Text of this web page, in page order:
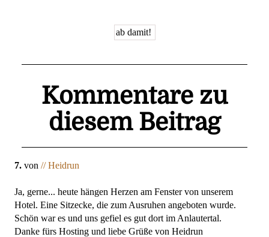
Kommentare zu
diesem Beitrag
7. von // Heidrun
Ja, gerne... heute hängen Herzen am Fenster von unserem
Hotel. Eine Sitzecke, die zum Ausruhen angeboten wurde.
Schön war es und uns gefiel es gut dort im Anlautertal.
Danke fürs Hosting und liebe Grüße von Heidrun